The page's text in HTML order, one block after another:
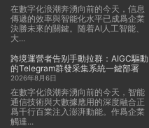
在數字化浪潮奔湧向前的今天，信息
傳遞的效率與智能化水平已成爲企業
決勝未來的關鍵。随着AI人工智能、
大...
跨境運營者告别手動拉群：AIGC驅動
的Telegram群發采集系統一鍵部署
2026年8月6日
在數字化浪潮奔湧向前的今天，智能
通信技術與大數據應用的深度融合正
爲千行百業注入澎湃動能。作爲企業
觸達...